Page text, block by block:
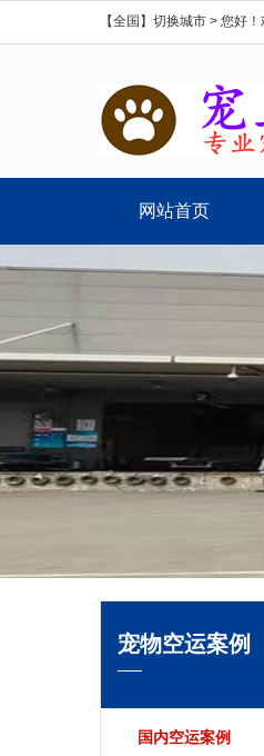
【全国】切换城市 > 您好！
网站首页
宠物空运案例
国内空运案例